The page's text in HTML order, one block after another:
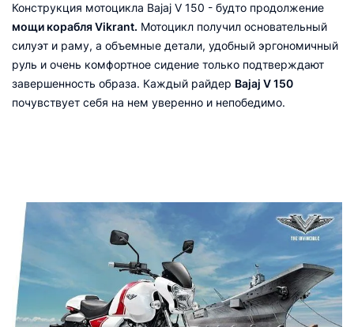
Конструкция мотоцикла Bajaj V 150 - будто продолжение
мощи корабля Vikrant. Мотоцикл получил основательный
силуэт и раму, а объемные детали, удобный эргономичный
руль и очень комфортное сидение только подтверждают
завершенность образа. Каждый райдер Bajaj V 150
почувствует себя на нем уверенно и непобедимо.